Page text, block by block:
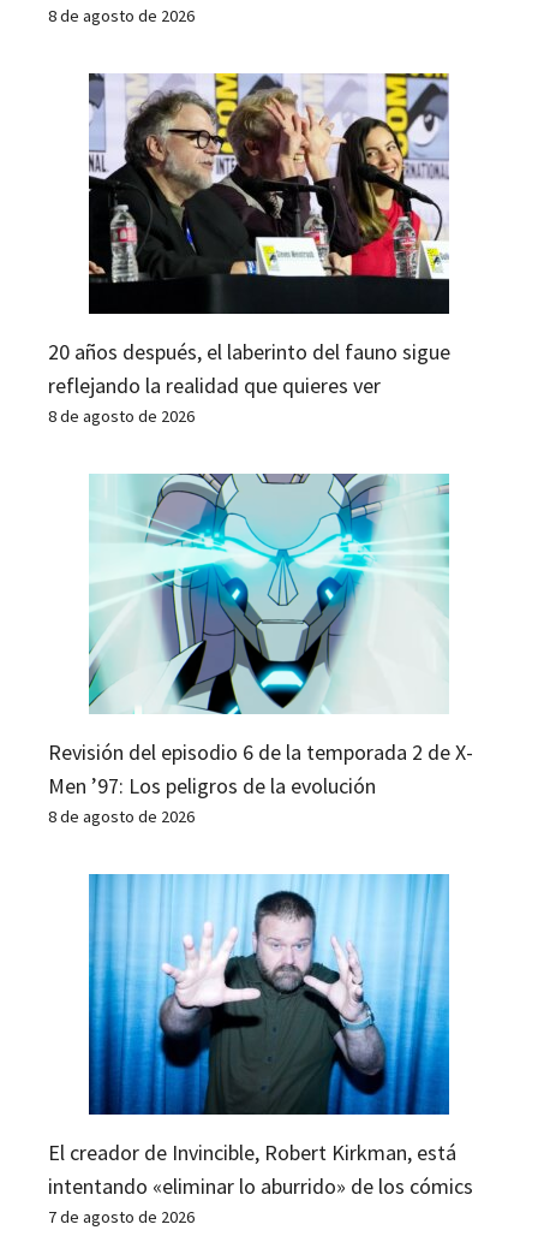
8 de agosto de 2026
20 años después, el laberinto del fauno sigue
reflejando la realidad que quieres ver
8 de agosto de 2026
Revisión del episodio 6 de la temporada 2 de X-
Men ’97: Los peligros de la evolución
8 de agosto de 2026
El creador de Invincible, Robert Kirkman, está
intentando «eliminar lo aburrido» de los cómics
7 de agosto de 2026